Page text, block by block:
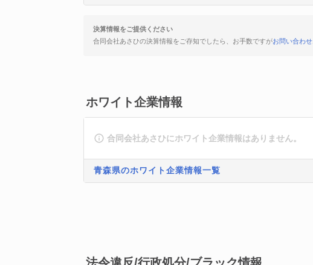
決算情報をご提供ください
合同会社あさひの決算情報をご存知でしたら、お手数ですがお問い合わせ
ホワイト企業情報
合同会社あさひにホワイト企業情報はありません。
青森県のホワイト企業情報一覧